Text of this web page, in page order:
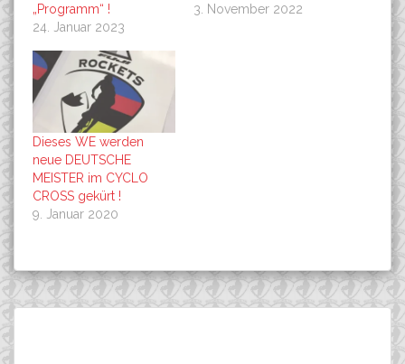
„Programm“ !
24. Januar 2023
3. November 2022
Dieses WE werden
neue DEUTSCHE
MEISTER im CYCLO
CROSS gekürt !
9. Januar 2020